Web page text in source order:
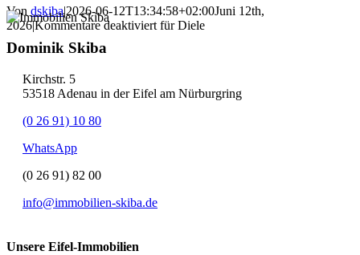
Von dskiba|2026-06-12T13:34:58+02:00Juni 12th,
2026|Kommentare deaktiviert für Diele
Dominik Skiba
Kirchstr. 5
53518 Adenau in der Eifel am Nürburgring
(0 26 91) 10 80
WhatsApp
(0 26 91) 82 00
info@immobilien-skiba.de
Unsere Eifel-Immobilien